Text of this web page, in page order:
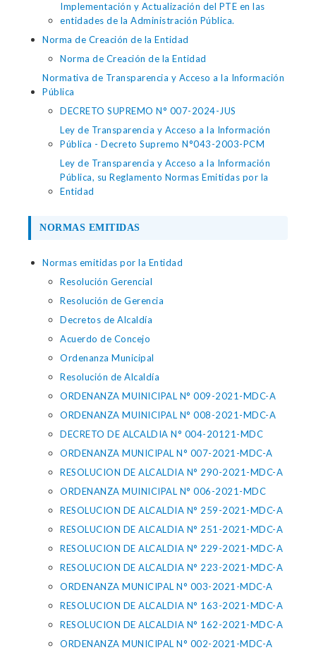
Implementación y Actualización del PTE en las
entidades de la Administración Pública.
Norma de Creación de la Entidad
Norma de Creación de la Entidad
Normativa de Transparencia y Acceso a la Información
Pública
DECRETO SUPREMO N° 007-2024-JUS
Ley de Transparencia y Acceso a la Información
Pública - Decreto Supremo N°043-2003-PCM
Ley de Transparencia y Acceso a la Información
Pública, su Reglamento Normas Emitidas por la
Entidad
NORMAS EMITIDAS
Normas emitidas por la Entidad
Resolución Gerencial
Resolución de Gerencia
Decretos de Alcaldía
Acuerdo de Concejo
Ordenanza Municipal
Resolución de Alcaldía
ORDENANZA MUINICIPAL N° 009-2021-MDC-A
ORDENANZA MUINICIPAL N° 008-2021-MDC-A
DECRETO DE ALCALDIA N° 004-20121-MDC
ORDENANZA MUNICIPAL N° 007-2021-MDC-A
RESOLUCION DE ALCALDIA N° 290-2021-MDC-A
ORDENANZA MUINICIPAL N° 006-2021-MDC
RESOLUCION DE ALCALDIA N° 259-2021-MDC-A
RESOLUCION DE ALCALDIA N° 251-2021-MDC-A
RESOLUCION DE ALCALDIA N° 229-2021-MDC-A
RESOLUCION DE ALCALDIA N° 223-2021-MDC-A
ORDENANZA MUNICIPAL N° 003-2021-MDC-A
RESOLUCION DE ALCALDIA N° 163-2021-MDC-A
RESOLUCION DE ALCALDIA N° 162-2021-MDC-A
ORDENANZA MUNICIPAL N° 002-2021-MDC-A